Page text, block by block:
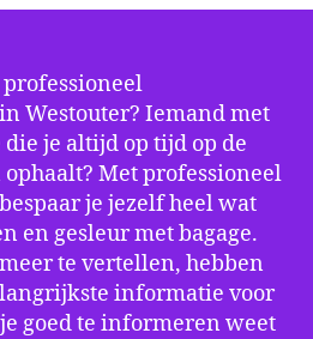
professioneel
Westouter? Iemand met
je altijd op tijd op de
Met professioneel
je jezelf heel wat
en gesleur met bagage.
te vertellen, hebben
informatie voor
goed te informeren weet